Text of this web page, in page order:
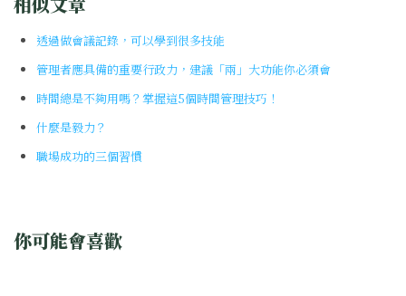
透過做會議記錄，可以學到很多技能
管理者應具備的重要行政力，建議「兩」大功能你必須會
時間總是不夠用嗎？掌握這5個時間管理技巧！
什麼是毅力？
職場成功的三個習慣
你可能會喜歡